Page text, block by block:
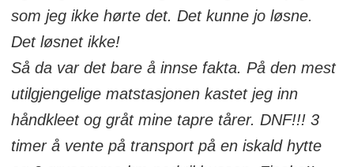
som jeg ikke hørte det. Det kunne jo løsne.
Det løsnet ikke!
Så da var det bare å innse fakta. På den mest
utilgjengelige matstasjonen kastet jeg inn
håndkleet og gråt mine tapre tårer. DNF!!! 3
timer å vente på transport på en iskald hytte